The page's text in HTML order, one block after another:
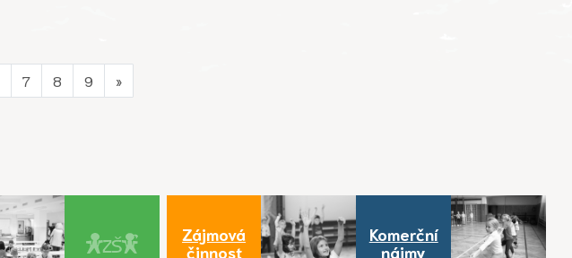
7 8 9 »
Zájmová
činnost
Komerční
nájmy